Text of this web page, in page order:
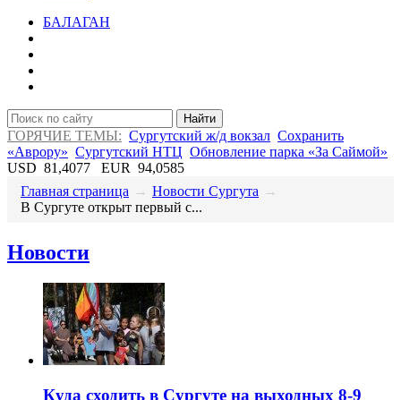
БАЛАГАН
Найти
ГОРЯЧИЕ ТЕМЫ: Сургутский ж/д вокзал Сохранить
«Аврору» Сургутский НТЦ Обновление парка «За Саймой»
USD 81,4077 EUR 94,0585
Главная страница → Новости Сургута →
​В Сургуте открыт первый с...
Новости
​Куда сходить в Сургуте на выходных 8-9